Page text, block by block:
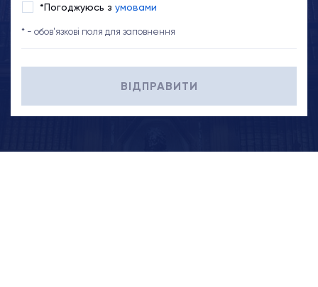
*Погоджуюсь з умовами
* - обов'язкові поля для заповнення
ВІДПРАВИТИ